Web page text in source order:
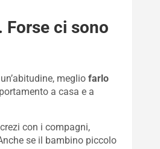
Forse ci sono
meglio farlo
a casa e a
con i compagni,
se il bambino piccolo